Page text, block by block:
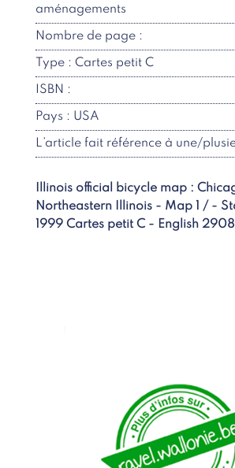
aménagements
Nombre de page :
Type : Cartes petit C
ISBN :
Pays : USA
L’article fait référence à une/
Illinois official bicycle map :
Northeastern Illinois - Map 1 / -
1999 Cartes petit C - English 2908